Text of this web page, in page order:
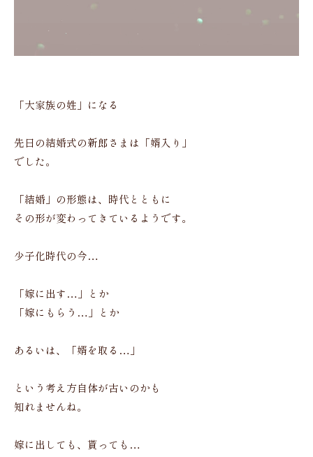
「大家族の姓」になる
先日の結婚式の新郎さまは「婿入り」
でした。
「結婚」の形態は、時代とともに
その形が変わってきているようです。
少子化時代の今…
「嫁に出す…」とか
「嫁にもらう…」とか
あるいは、「婿を取る…」
という考え方自体が古いのかも
知れませんね。
嫁に出しても、貰っても…